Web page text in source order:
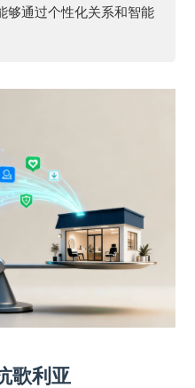
够通过个性化关系和智能
歌利亚